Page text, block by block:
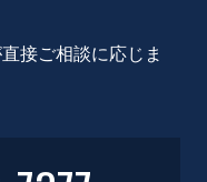
接ご相談に応じま